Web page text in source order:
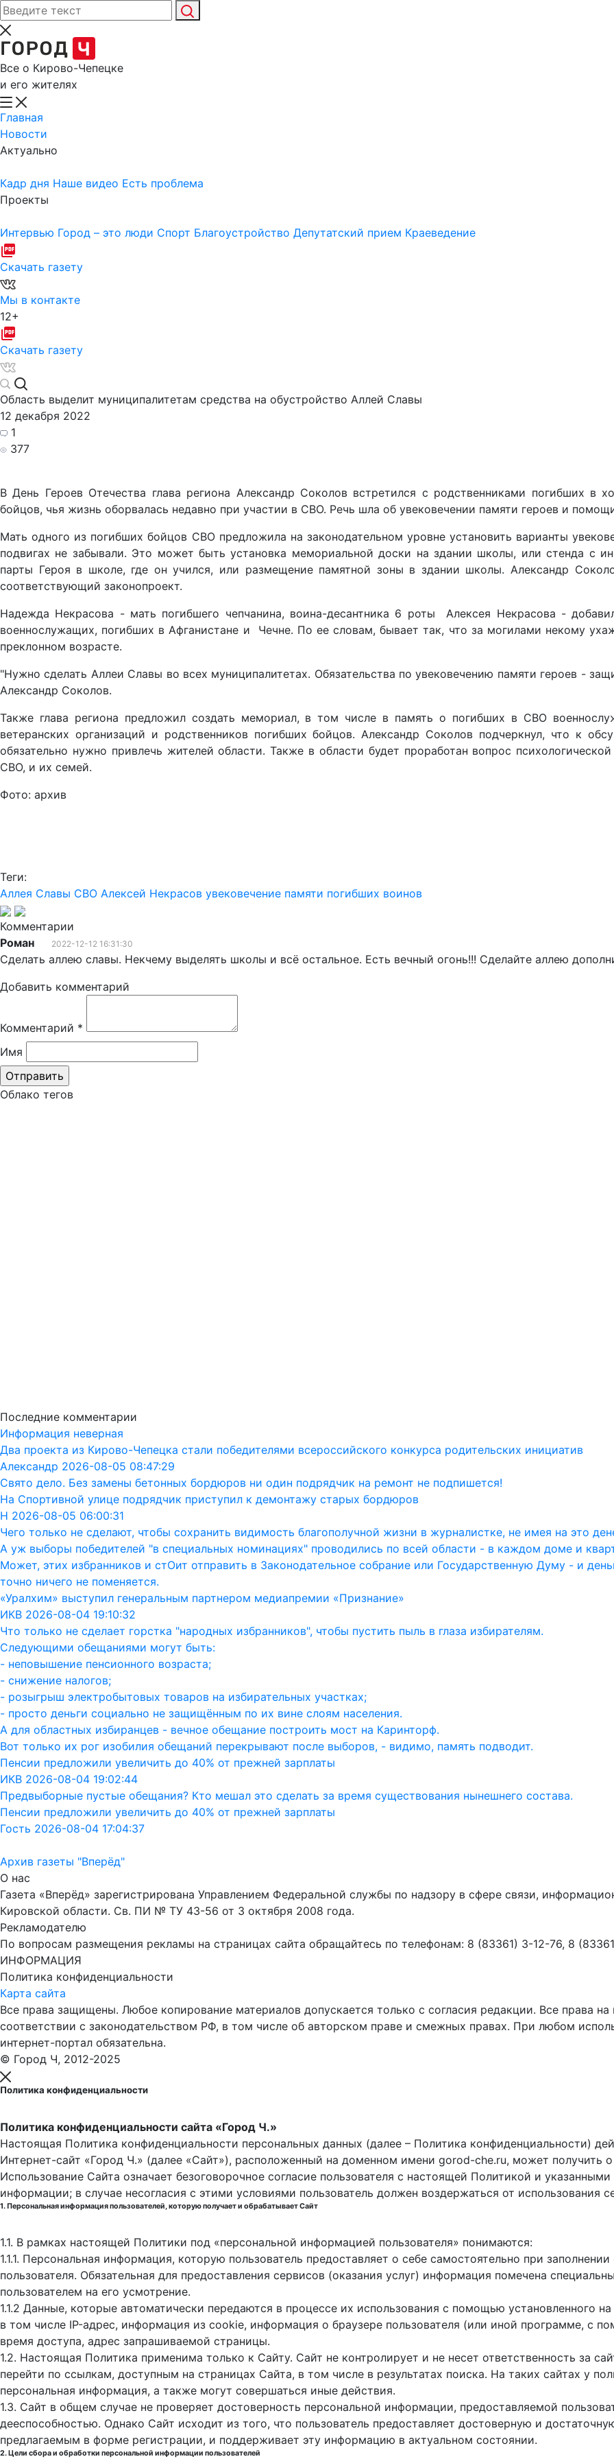
Все о Кирово-Чепецке
и его жителях
Главная
Новости
Актуально
Кадр дня Наше видео Есть проблема
Проекты
Интервью Город – это люди Спорт Благоустройство Депутатский прием Краеведение
Скачать газету
Мы в контакте
12+
Скачать газету
Область выделит муниципалитетам средства на обустройство Аллей Славы
12 декабря 2022
1
377
В День Героев Отечества глава региона Александр Соколов встретился с родственниками погибших в
бойцов, чья жизнь оборвалась недавно при участии в СВО. Речь шла об увековечении памяти героев и
Мать одного из погибших бойцов СВО предложила на законодательном уровне установить варианты
подвигах не забывали. Это может быть установка мемориальной доски на здании школы, или стенда с
парты Героя в школе, где он учился, или размещение памятной зоны в здании школы. Александр
соответствующий законопроект.
Надежда Некрасова - мать погибшего чепчанина, воина-десантника 6 роты Алексея Некрасова -
военнослужащих, погибших в Афганистане и Чечне. По ее словам, бывает так, что за могилами некому
преклонном возрасте.
"Нужно сделать Аллеи Славы во всех муниципалитетах. Обязательства по увековечению памяти героев -
Александр Соколов.
Также глава региона предложил создать мемориал, в том числе в память о погибших в СВО
ветеранских организаций и родственников погибших бойцов. Александр Соколов подчеркнул, что к
обязательно нужно привлечь жителей области. Также в области будет проработан вопрос
СВО, и их семей.
Фото: архив
Теги:
Аллея Славы СВО Алексей Некрасов увековечение памяти погибших воинов
Комментарии
Роман
2022-12-12 16:31:30
Сделать аллею славы. Некчему выделять школы и всё остальное. Есть вечный огонь!!! Сделайте аллею
Добавить комментарий
Комментарий *
Имя
Облако тегов
Последние комментарии
Информация неверная
Два проекта из Кирово-Чепецка стали победителями всероссийского конкурса родительских инициатив
Александр 2026-08-05 08:47:29
Свято дело. Без замены бетонных бордюров ни один подрядчик на ремонт не подпишется!
На Спортивной улице подрядчик приступил к демонтажу старых бордюров
Н 2026-08-05 06:00:31
Чего только не сделают, чтобы сохранить видимость благополучной жизни в журналистке, не имея на это
А уж выборы победителей "в специальных номинациях" проводились по всей области - в каждом доме и
Может, этих избранников и стОит отправить в Законодательное собрание или Государственную Думу - и
точно ничего не поменяется.
«Уралхим» выступил генеральным партнером медиапремии «Признание»
ИКВ 2026-08-04 19:10:32
Что только не сделает горстка "народных избранников", чтобы пустить пыль в глаза избирателям.
Следующими обещаниями могут быть:
- неповышение пенсионного возраста;
- снижение налогов;
- розыгрыш электробытовых товаров на избирательных участках;
- просто деньги социально не защищённым по их вине слоям населения.
А для областных избиранцев - вечное обещание построить мост на Каринторф.
Вот только их рог изобилия обещаний перекрывают после выборов, - видимо, память подводит.
Пенсии предложили увеличить до 40% от прежней зарплаты
ИКВ 2026-08-04 19:02:44
Предвыборные пустые обещания? Кто мешал это сделать за время существования нынешнего состава.
Пенсии предложили увеличить до 40% от прежней зарплаты
Гость 2026-08-04 17:04:37
Архив газеты "Вперёд"
О нас
Газета «Вперёд» зарегистрирована Управлением Федеральной службы по надзору в сфере связи,
Кировской области. Св. ПИ № ТУ 43-56 от 3 октября 2008 года.
Рекламодателю
По вопросам размещения рекламы на страницах сайта обращайтесь по телефонам: 8 (83361) 3-12-76, 8
ИНФОРМАЦИЯ
Политика конфиденциальности
Карта сайта
Все права защищены. Любое копирование материалов допускается только с согласия редакции. Все права
соответствии с законодательством РФ, в том числе об авторском праве и смежных правах. При любом
интернет-портал обязательна.
© Город Ч, 2012-2025
Политика конфиденциальности
Политика конфиденциальности сайта «Город Ч.»
Настоящая Политика конфиденциальности персональных данных (далее – Политика конфиденциальности)
Интернет-сайт «Город Ч.» (далее «Сайт»), расположенный на доменном имени gorod-che.ru, может получить
Использование Сайта означает безоговорочное согласие пользователя с настоящей Политикой и
информации; в случае несогласия с этими условиями пользователь должен воздержаться от использования
1. Персональная информация пользователей, которую получает и обрабатывает Сайт
1.1. В рамках настоящей Политики под «персональной информацией пользователя» понимаются:
1.1.1. Персональная информация, которую пользователь предоставляет о себе самостоятельно при
пользователя. Обязательная для предоставления сервисов (оказания услуг) информация помечена
пользователем на его усмотрение.
1.1.2 Данные, которые автоматически передаются в процессе их использования с помощью установленного
в том числе IP-адрес, информация из cookie, информация о браузере пользователя (или иной программе, с
время доступа, адрес запрашиваемой страницы.
1.2. Настоящая Политика применима только к Сайту. Сайт не контролирует и не несет ответственность за
перейти по ссылкам, доступным на страницах Сайта, в том числе в результатах поиска. На таких сайтах у
персональная информация, а также могут совершаться иные действия.
1.3. Сайт в общем случае не проверяет достоверность персональной информации, предоставляемой
дееспособностью. Однако Сайт исходит из того, что пользователь предоставляет достоверную и
предлагаемым в форме регистрации, и поддерживает эту информацию в актуальном состоянии.
2. Цели сбора и обработки персональной информации пользователей